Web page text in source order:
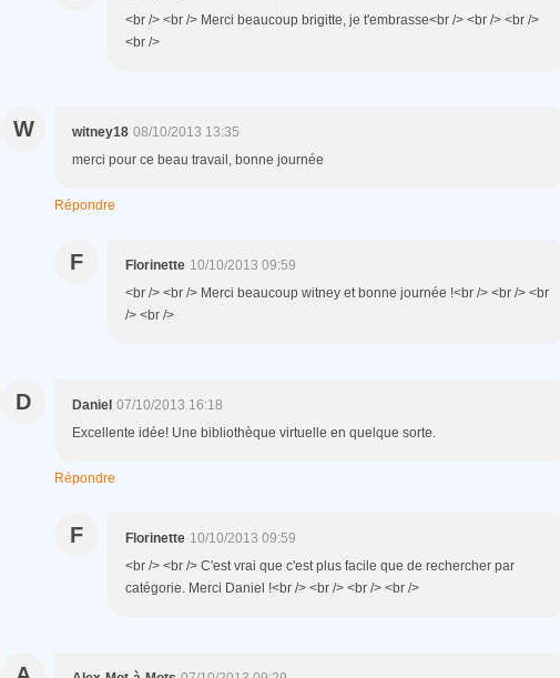
<br /> <br /> Merci beaucoup brigitte, je t'embrasse<br /> <br /> <br />
<br />
W witney18 08/10/2013 13:35
merci pour ce beau travail, bonne journée
Répondre
F Florinette 10/10/2013 09:59
<br /> <br /> Merci beaucoup witney et bonne journée !<br /> <br /> <br
/> <br />
D Daniel 07/10/2013 16:18
Excellente idée! Une bibliothèque virtuelle en quelque sorte.
Répondre
F Florinette 10/10/2013 09:59
<br /> <br /> C'est vrai que c'est plus facile que de rechercher par
catégorie. Merci Daniel !<br /> <br /> <br /> <br />